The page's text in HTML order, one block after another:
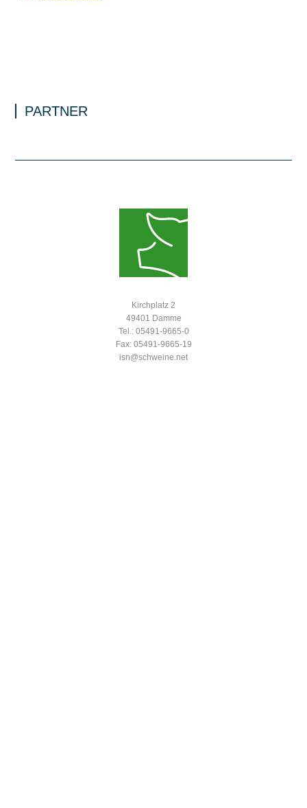
PARTNER
Kirchplatz 2
49401 Damme
Tel.: 05491-9665-0
Fax: 05491-9665-19
isn@schweine.net